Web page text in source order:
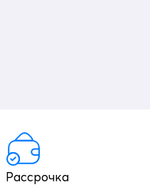
Рассрочка